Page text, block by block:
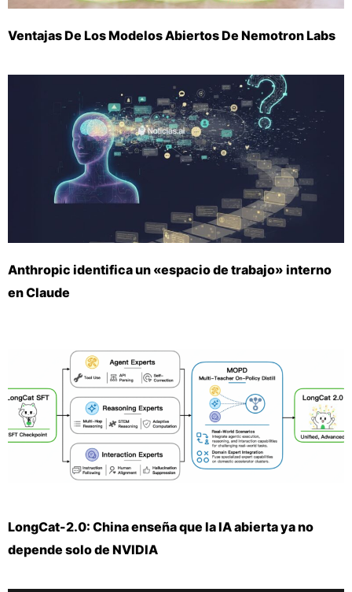
Ventajas De Los Modelos Abiertos De Nemotron Labs
Anthropic identifica un «espacio de trabajo» interno
en Claude
LongCat-2.0: China enseña que la IA abierta ya no
depende solo de NVIDIA